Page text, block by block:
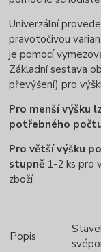
Univerzální
pravotočivou
je pomocí
Základní sestava
převýšení) pro
Pro menší výšku
potřebného
Pro větší výšku
stupně 1-2 ks pro
zboží
Popis